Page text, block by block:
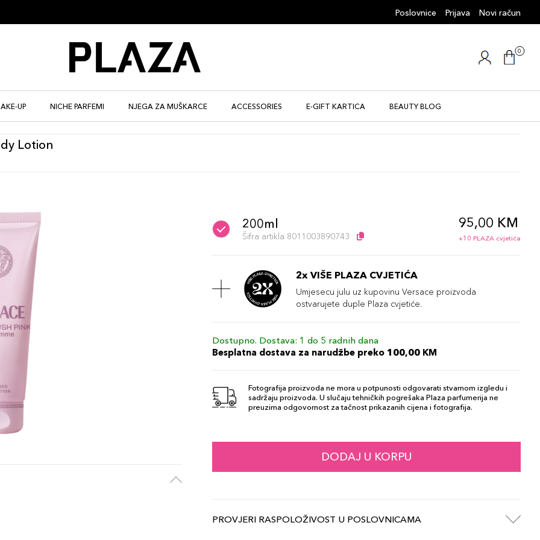
Poslovnice Prijava Novi račun
0
UP NICHE PARFEMI NJEGA ZA MUŠKARCE ACCESSORIES E-GIFT KARTICA BEAUTY BLOG
Lotion
200ml
Šifra artikla 8011003890743
95,00 KM
+10 PLAZA cvjetića
2x VIŠE PLAZA CVJETIĆA
Umjesecu julu uz kupovinu Versace proizvoda
ostvarujete duple Plaza cvjetiće.
Dostupno. Dostava: 1 do 5 radnih dana
Besplatna dostava za narudžbe preko 100,00 KM
Fotografija proizvoda ne mora u potpunosti odgovarati stvarnom izgledu i
sadržaju proizvoda. U slučaju tehničkih pogrešaka Plaza parfumerija ne
preuzima odgovornost za tačnost prikazanih cijena i fotografija.
DODAJ U KORPU
PROVJERI RASPOLOŽIVOST U POSLOVNICAMA